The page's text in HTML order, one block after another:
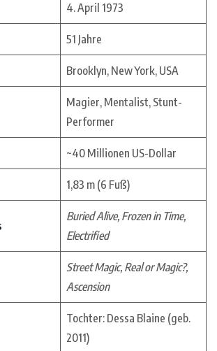
4. April 1973
51 Jahre
Brooklyn, New York, USA
Magier, Mentalist, Stunt-
Performer
~40 Millionen US-Dollar
1,83 m (6 Fuß)
Buried Alive, Frozen in Time,
Electrified
Street Magic, Real or Magic?,
Ascension
Tochter: Dessa Blaine (geb.
2011)